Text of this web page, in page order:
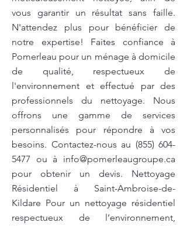
vous garantir un résultat sans faille.
N'attendez plus pour bénéficier de
notre expertise! Faites confiance à
Pomerleau pour un ménage à domicile
de qualité, respectueux de
l'environnement et effectué par des
professionnels du nettoyage. Nous
offrons une gamme de services
personnalisés pour répondre à vos
besoins. Contactez-nous au (855) 604-
5477 ou à info@pomerleaugroupe.ca
pour obtenir un devis. Nettoyage
Résidentiel à Saint-Ambroise-de-
Kildare Pour un nettoyage résidentiel
respectueux de l’environnement,